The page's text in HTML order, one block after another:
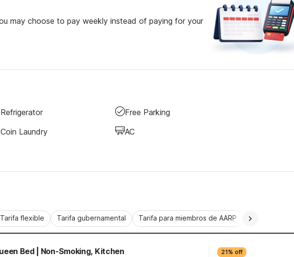
may choose to pay weekly instead of paying for your
Refrigerator
Free Parking
Coin Laundry AC
Tarifa flexible Tarifa gubernamental Tarifa para miembros de AARP
Bed | Non-Smoking, Kitchen 21% off